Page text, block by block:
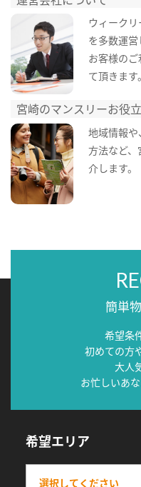
ウィーク
を多数運営
お客様の
て頂きます。
宮崎のマンスリーお役
地域情報
方法など
介します。
簡単
希望条
初めての方
大人
お忙しいあ
希望エリア